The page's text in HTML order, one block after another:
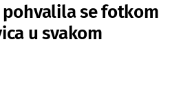
se fotkom
u svakom